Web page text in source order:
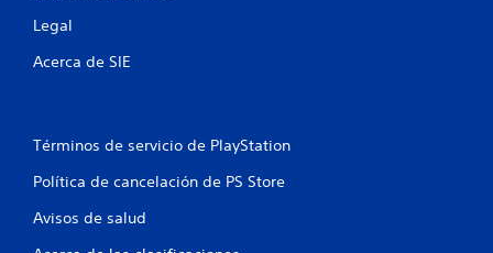
Legal
Acerca de SIE
Términos de servicio de PlayStation
Política de cancelación de PS Store
Avisos de salud